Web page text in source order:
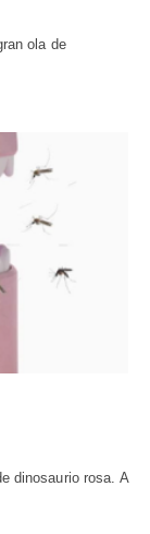
ola de
dinosaurio rosa. A